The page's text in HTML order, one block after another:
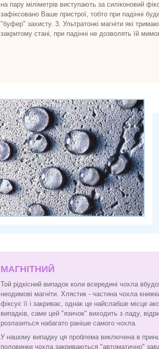
на пару міліметрів виступають за силіконовий
зафіксовано Ваше пристрої, тобто при падінні
"буфер" захисту. 3. Ультратонкі магніти які
закритому стані, при падінні не дозволять їй
МАГНІТНИЙ
Той рідкісний випадок коли всередині чохла
неодимові магніти. Хлястик - частина чохла
фіксує її і закриває, однак це найслабше місце
випадків, саме цей "язичок" виходить з ладу,
розлазиться набагато раніше самого чохла.
У нашому випадку ця проблема виключена в
половинки чохла закриваються "автоматично"